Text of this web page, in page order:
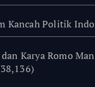
Kancah Politik
Karya Romo